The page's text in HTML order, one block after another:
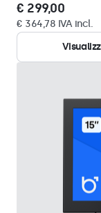
€ 299,00
€ 364,78 IVA incl.